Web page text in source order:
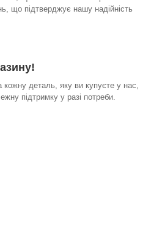
що підтверджує нашу надійність
деталь, яку ви купуєте у нас,
підтримку у разі потреби.